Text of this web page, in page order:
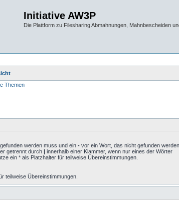
Initiative AW3P
Die Plattform zu Filesharing Abmahnungen, Mahnbescheiden
Themen
werden muss und ein - vor ein Wort, das nicht gefunden werden
getrennt durch | innerhalb einer Klammer, wenn nur eines der Wörter
ein * als Platzhalter für teilweise Übereinstimmungen.
teilweise Übereinstimmungen.